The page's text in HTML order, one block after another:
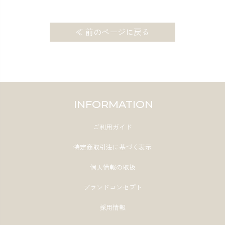
≪ 前のページに戻る
INFORMATION
ご利用ガイド
特定商取引法に基づく表示
個人情報の取扱
ブランドコンセプト
採用情報